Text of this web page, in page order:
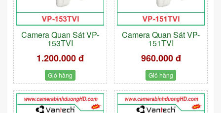
Camera Quan Sát VP-
153TVI
1.200.000 đ
Giỏ hàng
Camera Quan Sát VP-
151TVI
960.000 đ
Giỏ hàng